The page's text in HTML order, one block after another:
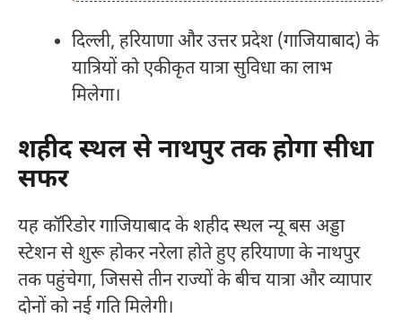
दिल्ली, हरियाणा और उत्तर प्रदेश (गाजियाबाद) के
यात्रियों को एकीकृत यात्रा सुविधा का लाभ
मिलेगा।
शहीद स्थल से नाथपुर तक होगा सीधा
सफर
यह कॉरिडोर गाजियाबाद के शहीद स्थल न्यू बस अड्डा
स्टेशन से शुरू होकर नरेला होते हुए हरियाणा के नाथपुर
तक पहुंचेगा, जिससे तीन राज्यों के बीच यात्रा और व्यापार
दोनों को नई गति मिलेगी।